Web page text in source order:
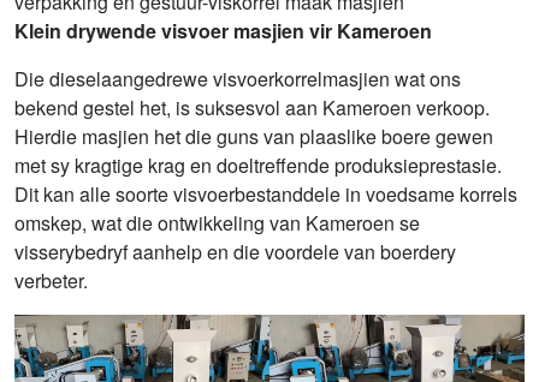
Klein drywende visvoer masjien vir Kameroen
Die dieselaangedrewe visvoerkorrelmasjien wat ons
bekend gestel het, is suksesvol aan Kameroen verkoop.
Hierdie masjien het die guns van plaaslike boere gewen
met sy kragtige krag en doeltreffende produksieprestasie.
Dit kan alle soorte visvoerbestanddele in voedsame korrels
omskep, wat die ontwikkeling van Kameroen se
visserybedryf aanhelp en die voordele van boerdery
verbeter.